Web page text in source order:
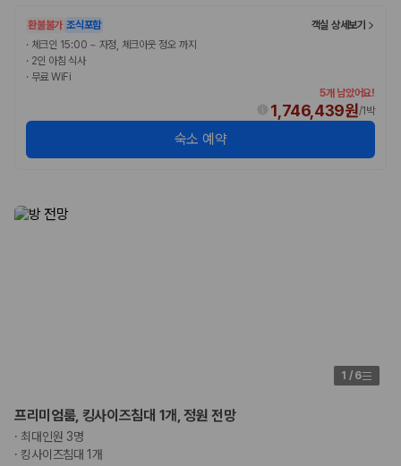
일반자차:사고 발생 시 일정 금액의 면책금이 발생할 수 있습니다.
완전자차: 보상 한도 내에서 면책금 부담이 줄어드는 보험 조건입니
다.
슈퍼자차:
더 높은 보장 조건을 원하는 사용자에게 적합합니다.
2000만 고객이 선택한 렌트카 가격비교 플랫폼
카모아는 제주렌트카부터 국내·해외 렌트카까지 비교할 수 있는 렌트카 가
누적 이용 고객수
Q. 제주렌트카 가격비교는 카모아에서 어떻게 하나요?
A. 대여일, 반납일, 인수 지역을 선택하면 제주도 렌트카 업체별 가격, 차종,
보험 조건, 예약 가능 차량을 한 번에 비교할 수 있습니다.
Q. 제주 렌트카 최저가는 무엇을 기준으로 비교해야 하나요?
환불불가 조식포함
객실 상세보기
· 체크인 15:00 ~ 자정, 체크아웃 정오 까지
· 2인 아침 식사
· 무료 WiFi
5개 남았어요!
1,746,439원/1박
숙소 예약
1 / 6
프리미엄룸, 킹사이즈침대 1개, 정원 전망
· 최대인원 3명
·킹사이즈침대 1개